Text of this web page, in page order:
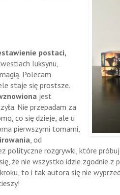
postaci,
luksynu,
Polecam
staje się prostsze.
jest
Nie przepadam za
co się dzieje, ale u
pierwszymi tomami,
, od
polityczne rozgrywki, które
że nie wszystko idzie zgodnie z
to i tak autora się nie